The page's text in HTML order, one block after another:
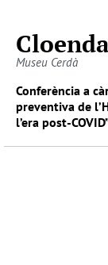
Museu Cerdà
Conferència a
preventiva de
l’era post-